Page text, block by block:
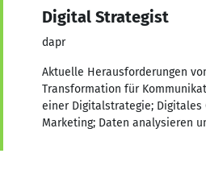
Digital Strategist
dapr
Aktuelle Herausforderungen
Transformation für
einer Digitalstrategie; Digitales
Marketing; Daten analysieren